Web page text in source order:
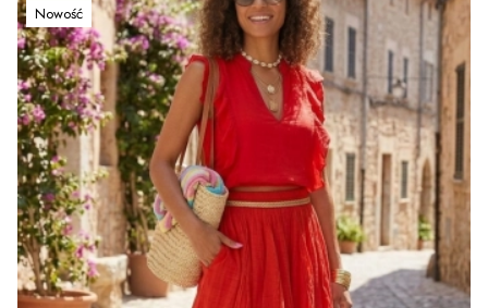
Nowość